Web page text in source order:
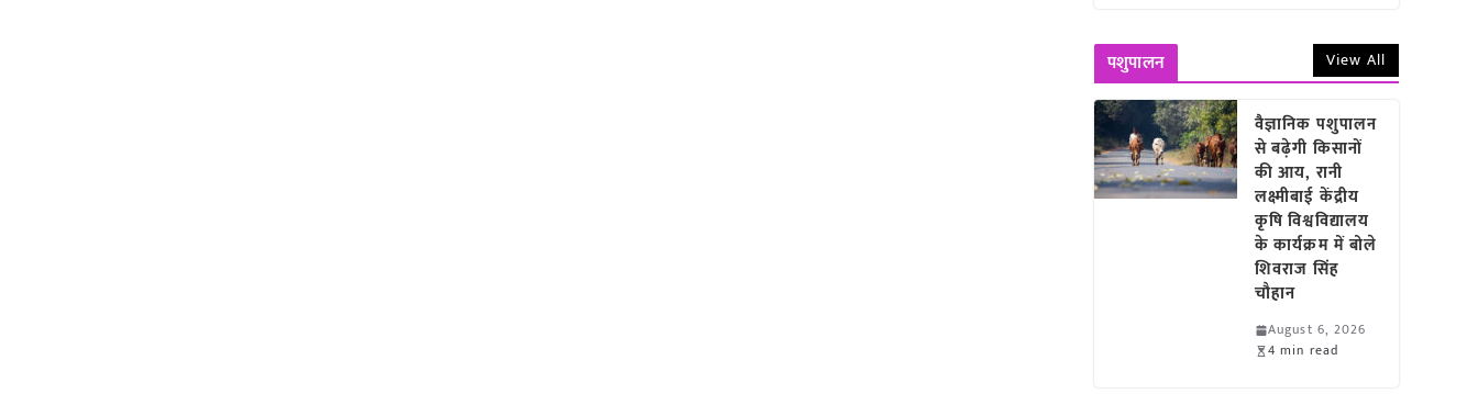
पशुपालन View All
वैज्ञानिक पशुपालन
से बढ़ेगी किसानों
की आय, रानी
लक्ष्मीबाई केंद्रीय
कृषि विश्वविद्यालय
के कार्यक्रम में बोले
शिवराज सिंह
चौहान
August 6, 2026
4 min read